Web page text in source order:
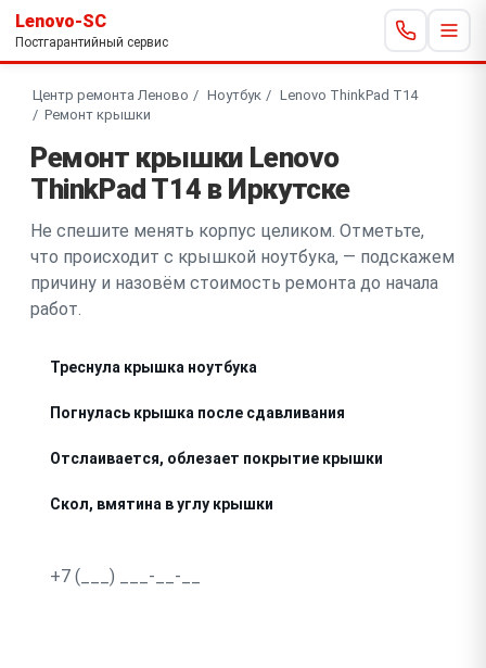
Lenovo-SC
Постгарантийный сервис
Центр ремонта Леново Ноутбук
Lenovo ThinkPad T14
Ремонт крышки
Ремонт крышки Lenovo
ThinkPad T14 в Иркутске
Не спешите менять корпус целиком. Отметьте,
что происходит с крышкой ноутбука, — подскажем
причину и назовём стоимость ремонта до начала
работ.
Треснула крышка ноутбука
Погнулась крышка после сдавливания
Отслаивается, облезает покрытие крышки
Скол, вмятина в углу крышки